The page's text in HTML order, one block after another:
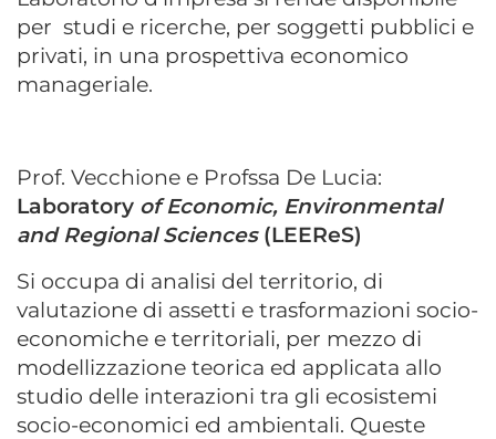
per studi e ricerche, per soggetti pubblici e
privati, in una prospettiva economico
manageriale.
Prof. Vecchione e Profssa De Lucia:
Laboratory of Economic, Environmental
and Regional Sciences(LEEReS)
Si occupa di analisi del territorio, di
valutazione di assetti e trasformazioni socio-
economiche e territoriali, per mezzo di
modellizzazione teorica ed applicata allo
studio delle interazioni tra gli ecosistemi
socio-economici ed ambientali. Queste